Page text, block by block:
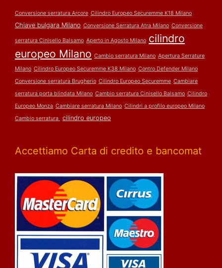
Conversione serratura Arcore Cilindro Europeo Securemme K18 Milano
Chiave bulgara Milano Conversione Serratura Atra Milano Conversione
serratura Cinisello Balsamo Aperto in Agosto Milano cilindro
europeo Milano Cambio serratura Milano Apertura Serrature
Milano Cilindro Europeo Securemme K38 Milano Contro Defender Milano
Conversione serratura Brugherio Cilindro Europeo Securemme Cambiare
serratura porta blindata Milano Cambio serratura Cinisello Balsamo Cilindro
Europeo Monza Cambiare serratura Milano Cilindri a profilo europeo Milano
Cambio serratura
cilindro europeo
Accettiamo Carta di credito e bancomat